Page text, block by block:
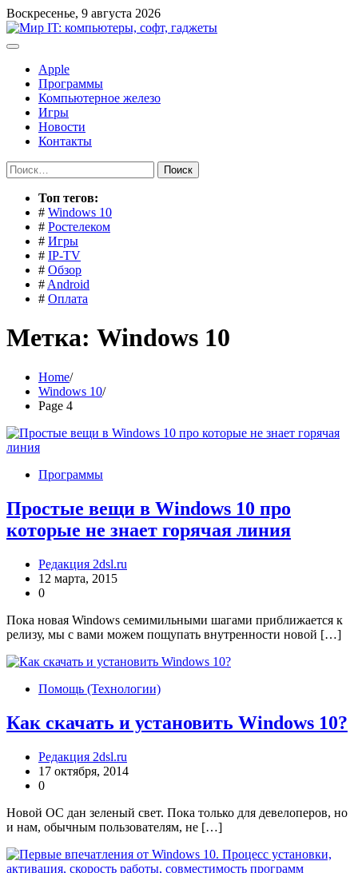
Перейти
к
содержимому
Воскресенье, 9 августа 2026
Apple
Программы
Компьютерное железо
Игры
Новости
Контакты
Найти:
Toп тегов:
# Windows 10
# Ростелеком
# Игры
# IP-TV
# Обзор
# Android
# Оплата
Метка: Windows 10
Home
Windows 10
Page 4
Программы
Простые вещи в Windows 10 про
которые не знает горячая линия
Редакция 2dsl.ru
12 марта, 2015
0
Пока новая Windows семимильными шагами приближается к
релизу, мы с вами можем пощупать внутренности новой […]
Помощь (Технологии)
Как скачать и установить Windows 10?
Редакция 2dsl.ru
17 октября, 2014
0
Новой ОС дан зеленый свет. Пока только для девелоперов, но
и нам, обычным пользователям, не […]